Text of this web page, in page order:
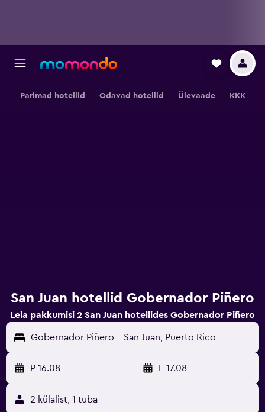
Parimad hotellid Odavad hotellid Ülevaade KKK
San Juan hotellid Gobernador Piñero
Leia pakkumisi 2 San Juan hotellides Gobernador Piñero
Gobernador Piñero - San Juan, Puerto Rico
P 16.08 - E 17.08
2 külalist, 1 tuba